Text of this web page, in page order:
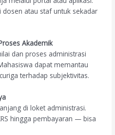
dosen atau staf untuk sekadar
Akademik
dan proses administrasi
dapat memantau
terhadap subjektivitas.
di loket administrasi.
hingga pembayaran — bisa